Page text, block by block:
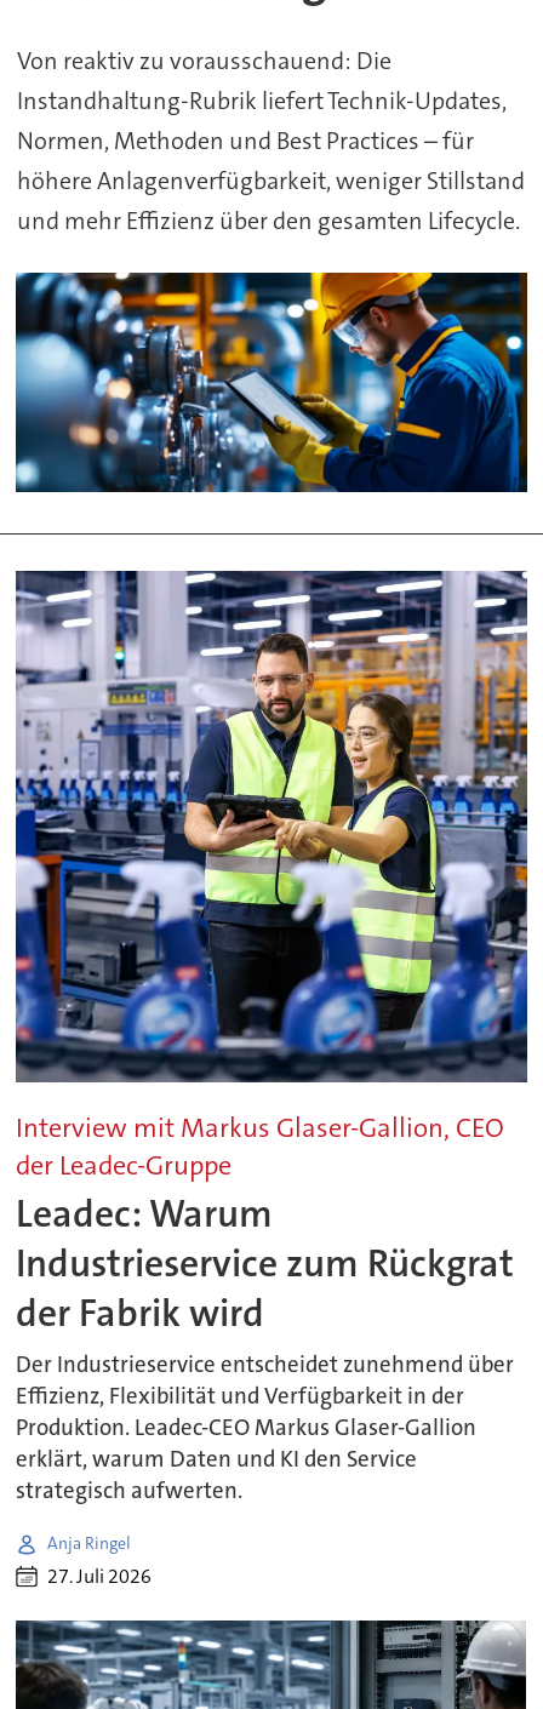
Von reaktiv zu vorausschauend: Die
Instandhaltung-Rubrik liefert Technik-Updates,
Normen, Methoden und Best Practices – für
höhere Anlagenverfügbarkeit, weniger Stillstand
und mehr Effizienz über den gesamten Lifecycle.
Interview mit Markus Glaser-Gallion, CEO
der Leadec-Gruppe
Leadec: Warum
Industrieservice zum Rückgrat
der Fabrik wird
Der Industrieservice entscheidet zunehmend über
Effizienz, Flexibilität und Verfügbarkeit in der
Produktion. Leadec-CEO Markus Glaser-Gallion
erklärt, warum Daten und KI den Service
strategisch aufwerten.
Anja Ringel
27. Juli 2026